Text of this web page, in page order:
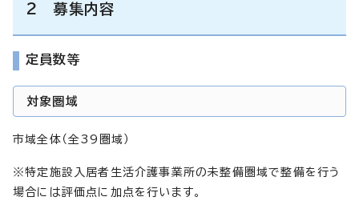
2 募集内容
定員数等
対象圏域
市域全体（全39圏域）
※特定施設入居者生活介護事業所の未整備圏域で整備を行う
場合には評価点に加点を行います。